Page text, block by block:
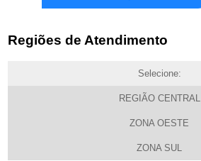
Regiões de Atendimento
Selecione:
REGIÃO CENTRAL
ZONA OESTE
ZONA SUL